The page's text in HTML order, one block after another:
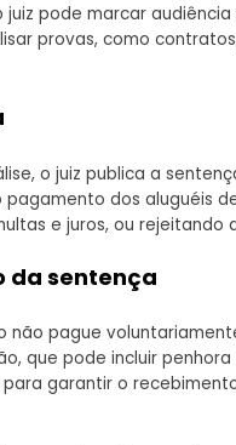
juiz pode marcar
provas, como
o juiz publica a
dos aluguéis
e juros, ou rejeitando
da sentença
não pague
que pode incluir penhora
garantir o